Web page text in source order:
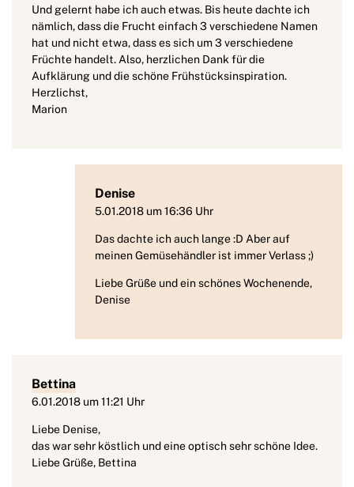
Und gelernt habe ich auch etwas. Bis heute dachte ich
nämlich, dass die Frucht einfach 3 verschiedene Namen
hat und nicht etwa, dass es sich um 3 verschiedene
Früchte handelt. Also, herzlichen Dank für die
Aufklärung und die schöne Frühstücksinspiration.
Herzlichst,
Marion
Denise
5.01.2018 um 16:36 Uhr
Das dachte ich auch lange :D Aber auf
meinen Gemüsehändler ist immer Verlass ;)
Liebe Grüße und ein schönes Wochenende,
Denise
Bettina
6.01.2018 um 11:21 Uhr
Liebe Denise,
das war sehr köstlich und eine optisch sehr schöne Idee.
Liebe Grüße, Bettina